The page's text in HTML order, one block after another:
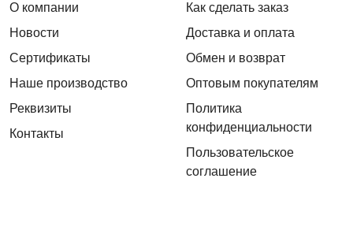
О компании
Новости
Сертификаты
Наше производство
Реквизиты
Контакты
Как сделать заказ
Доставка и оплата
Обмен и возврат
Оптовым покупателям
Политика
конфиденциальности
Пользовательское
соглашение